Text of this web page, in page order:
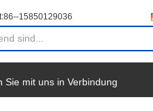
86--15850129036
Sie mit uns in Verbindung